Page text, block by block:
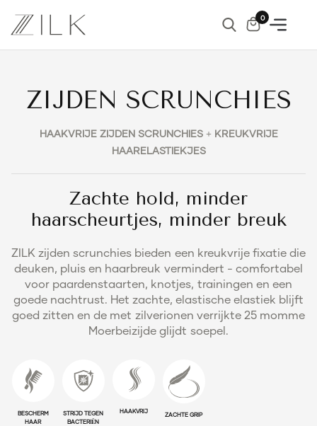
0
ZIJDEN SCRUNCHIES
HAAKVRIJE ZIJDEN SCRUNCHIES + KREUKVRIJE
HAARELASTIEKJES
Zachte hold, minder
haarscheurtjes, minder breuk
ZILK zijden scrunchies bieden een kreukvrije fixatie die
deuken, pluis en haarbreuk vermindert - comfortabel
voor paardenstaarten, knotjes, trainingen en een
goede nachtrust. Het zachte, elastische elastiek blijft
goed zitten en de met zilverionen verrijkte 25 momme
Moerbeizijde glijdt soepel.
BESCHERM
HAAR
STRIJD TEGEN
BACTERIËN
HAAKVRIJ ZACHTE GRIP